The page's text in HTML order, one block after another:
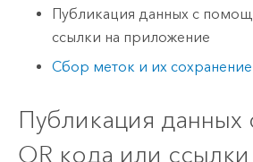
Публикация данных с
ссылки на приложение
Сбор меток и их
Публикация
QR кода или ссылки